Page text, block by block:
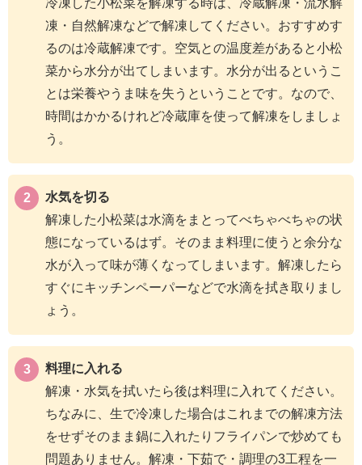
凍・自然解凍などで解凍してください。おすすめす
るのは冷蔵解凍です。空気との温度差があると小松
菜から水分が出てしまいます。水分が出るというこ
とは栄養やうま味を失うということです。なので、
時間はかかるけれど冷蔵庫を使って解凍をしましょ
う。
水気を切る
解凍した小松菜は水滴をまとってべちゃべちゃの状
態になっているはず。そのまま料理に使うと余分な
水が入って味が薄くなってしまいます。解凍したら
すぐにキッチンペーパーなどで水滴を拭き取りまし
ょう。
料理に入れる
解凍・水気を拭いたら後は料理に入れてください。
ちなみに、生で冷凍した場合はこれまでの解凍方法
をせずそのまま鍋に入れたりフライパンで炒めても
問題ありません。解凍・下茹で・調理の3工程を一